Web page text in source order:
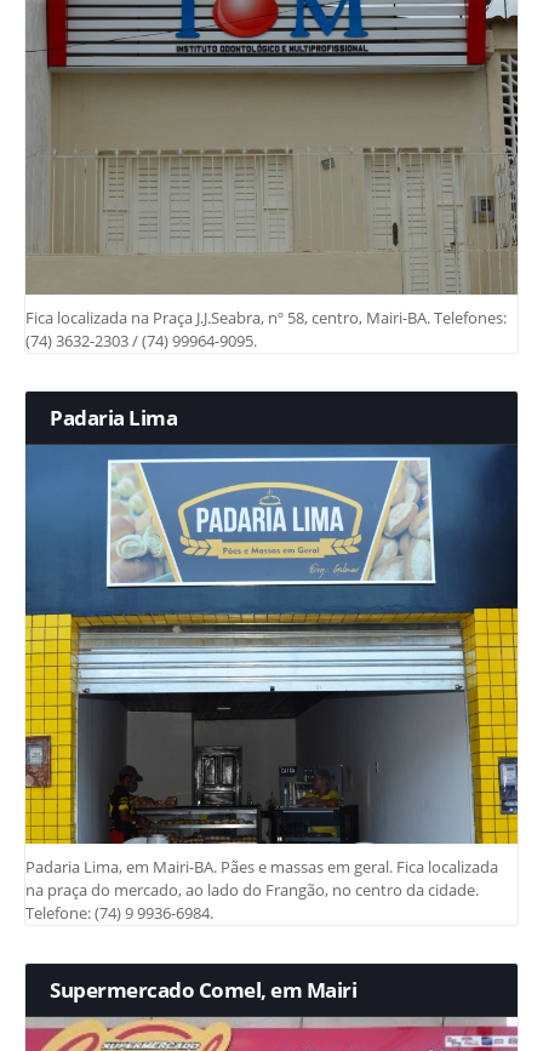
Fica localizada na Praça J.J.Seabra, nº 58, centro, Mairi-BA. Telefones:
(74) 3632-2303 / (74) 99964-9095.
Padaria Lima
Padaria Lima, em Mairi-BA. Pães e massas em geral. Fica localizada
na praça do mercado, ao lado do Frangão, no centro da cidade.
Telefone: (74) 9 9936-6984.
Supermercado Comel, em Mairi